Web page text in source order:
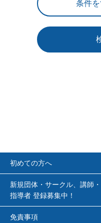
初めての方へ
新規団体・サークル、講師・
指導者 登録募集中！
免責事項